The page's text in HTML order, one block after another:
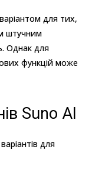
для тих,
штучним
Однак для
функцій може
Suno AI
для